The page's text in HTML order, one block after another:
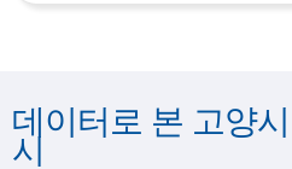
데이터로 본 고양
시